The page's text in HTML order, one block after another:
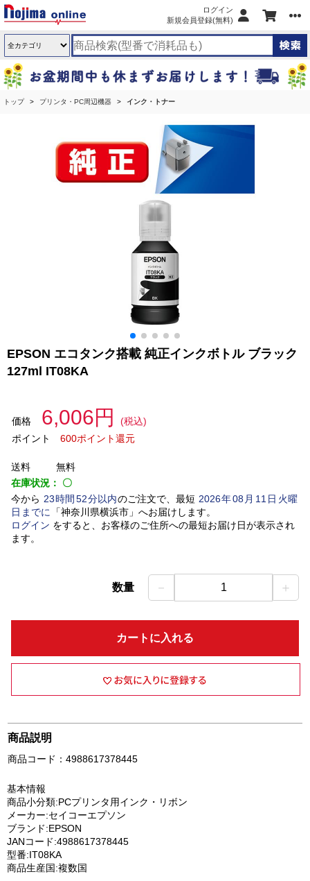
ログイン
新規会員登録(無料)
トップ プリンタ・PC周辺機器 インク・トナー
EPSON エコタンク搭載 純正インクボトル ブラック
127ml IT08KA
価格 6,006円
(税込)
ポイント
600ポイント還元
送料
無料
在庫状況： 〇
今から 23時間 52分以内のご注文で、最短 2026年08 月 11 日火曜
日 までに 「神奈川県横浜市」 へお届けします。
ログイン をすると、お客様のご住所への最短お届け日が表示され
ます。
数量 － 1 ＋
カートに入れる
商品説明
商品コード：4988617378445
基本情報
商品小分類:PCプリンタ用インク・リボン
メーカー:セイコーエプソン
ブランド:EPSON
JANコード:4988617378445
型番:IT08KA
商品生産国:複数国